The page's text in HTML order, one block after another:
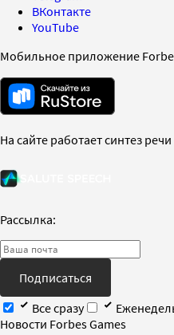
ВКонтакте
YouTube
Мобильное приложение
На сайте работает синтез речи
Рассылка:
Подписаться
Все сразу
Новости Forbes Games